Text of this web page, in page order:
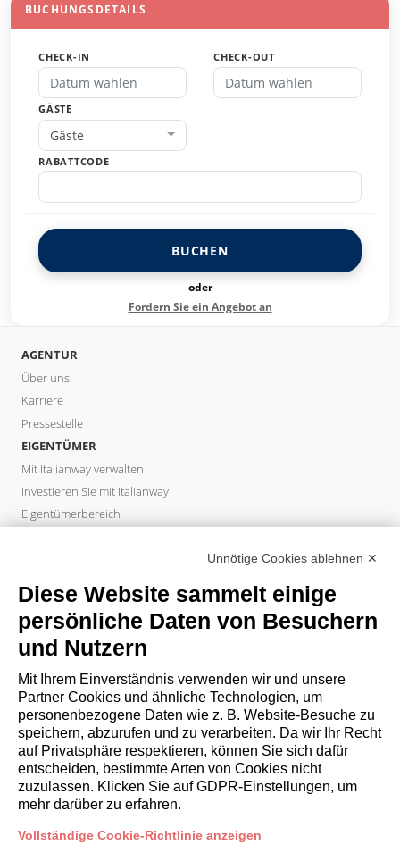
BUCHUNGSDETAILS
CHECK-IN CHECK-OUT
GÄSTE
Gäste
RABATTCODE
BUCHEN
oder
Fordern Sie ein Angebot an
AGENTUR
Über uns
Karriere
Pressestelle
EIGENTÜMER
Mit Italianway verwalten
Investieren Sie mit Italianway
Eigentümerbereich
Italianway Academy
GÄSTE
Aufenthalt buchen
Langzeitaufenthalte
Gästeerlebnisse
Rabatte fuer gaeste
Bedingungen für Unternehmen
booking@italianway.house
+390286882952
Unnötige Cookies ablehnen ✕
Diese Website sammelt einige
persönliche Daten von Besuchern
und Nutzern
Mit Ihrem Einverständnis verwenden wir und unsere
Partner Cookies und ähnliche Technologien, um
personenbezogene Daten wie z. B. Website-Besuche zu
speichern, abzurufen und zu verarbeiten. Da wir Ihr Recht
auf Privatsphäre respektieren, können Sie sich dafür
entscheiden, bestimmte Arten von Cookies nicht
zuzulassen. Klicken Sie auf GDPR-Einstellungen, um
mehr darüber zu erfahren.
Vollständige Cookie-Richtlinie anzeigen